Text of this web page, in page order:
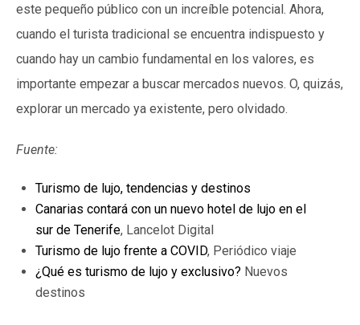
este pequeño público con un increíble potencial. Ahora,
cuando el turista tradicional se encuentra indispuesto y
cuando hay un cambio fundamental en los valores, es
importante empezar a buscar mercados nuevos. O, quizás,
explorar un mercado ya existente, pero olvidado.
Fuente:
Turismo de lujo, tendencias y destinos
Canarias contará con un nuevo hotel de lujo en el
sur de Tenerife, Lancelot Digital
Turismo de lujo frente a COVID, Periódico viaje
¿Qué es turismo de lujo y exclusivo? Nuevos
destinos